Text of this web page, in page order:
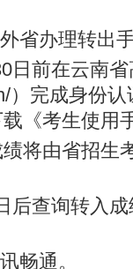
省办理转出
日前在云南
）完成身份
《考生使用
将由省招生
后查询转入
畅通。